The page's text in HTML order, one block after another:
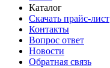
Каталог
Скачать прайс-лист
Контакты
Вопрос ответ
Новости
Обратная связь